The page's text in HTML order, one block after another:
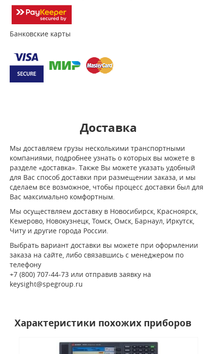
Банковские карты
Доставка
Мы доставляем грузы несколькими транспортными
компаниями, подробнее узнать о которых вы можете в
разделе «доставка». Также Вы можете указать удобный
для Вас способ доставки при размещении заказа, и мы
сделаем все возможное, чтобы процесс доставки был для
Вас максимально комфортным.
Мы осуществляем доставку в Новосибирск, Красноярск,
Кемерово, Новокузнецк, Томск, Омск, Барнаул, Иркутск,
Читу и другие города России.
Выбрать вариант доставки вы можете при оформлении
заказа на сайте, либо связавшись с менеджером по
телефону
+7 (800) 707-44-73 или отправив заявку на
keysight@spegroup.ru
Характеристики похожих приборов